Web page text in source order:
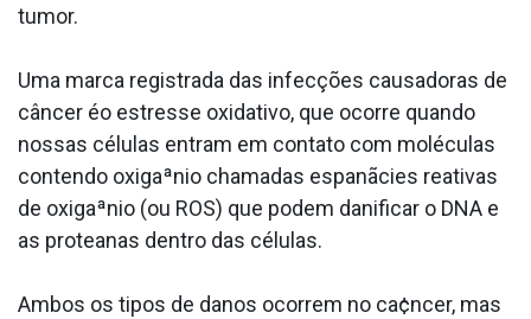
tumor.
Uma marca registrada das infecções causadoras de
câncer éo estresse oxidativo, que ocorre quando
nossas células entram em contato com moléculas
contendo oxigaªnio chamadas espanãcies reativas
de oxigaªnio (ou ROS) que podem danificar o DNA e
as protea­nas dentro das células.
Ambos os tipos de danos ocorrem no ca¢ncer, mas